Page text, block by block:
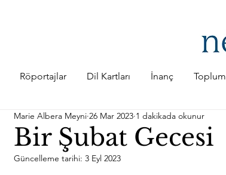
Röportajlar Dil Kartları İnanç Toplum
Bir Şubat Gecesi
Marie Albera Meyni 26 Mar 2023 1 dakikada okunur
Güncelleme tarihi: 3 Eyl 2023